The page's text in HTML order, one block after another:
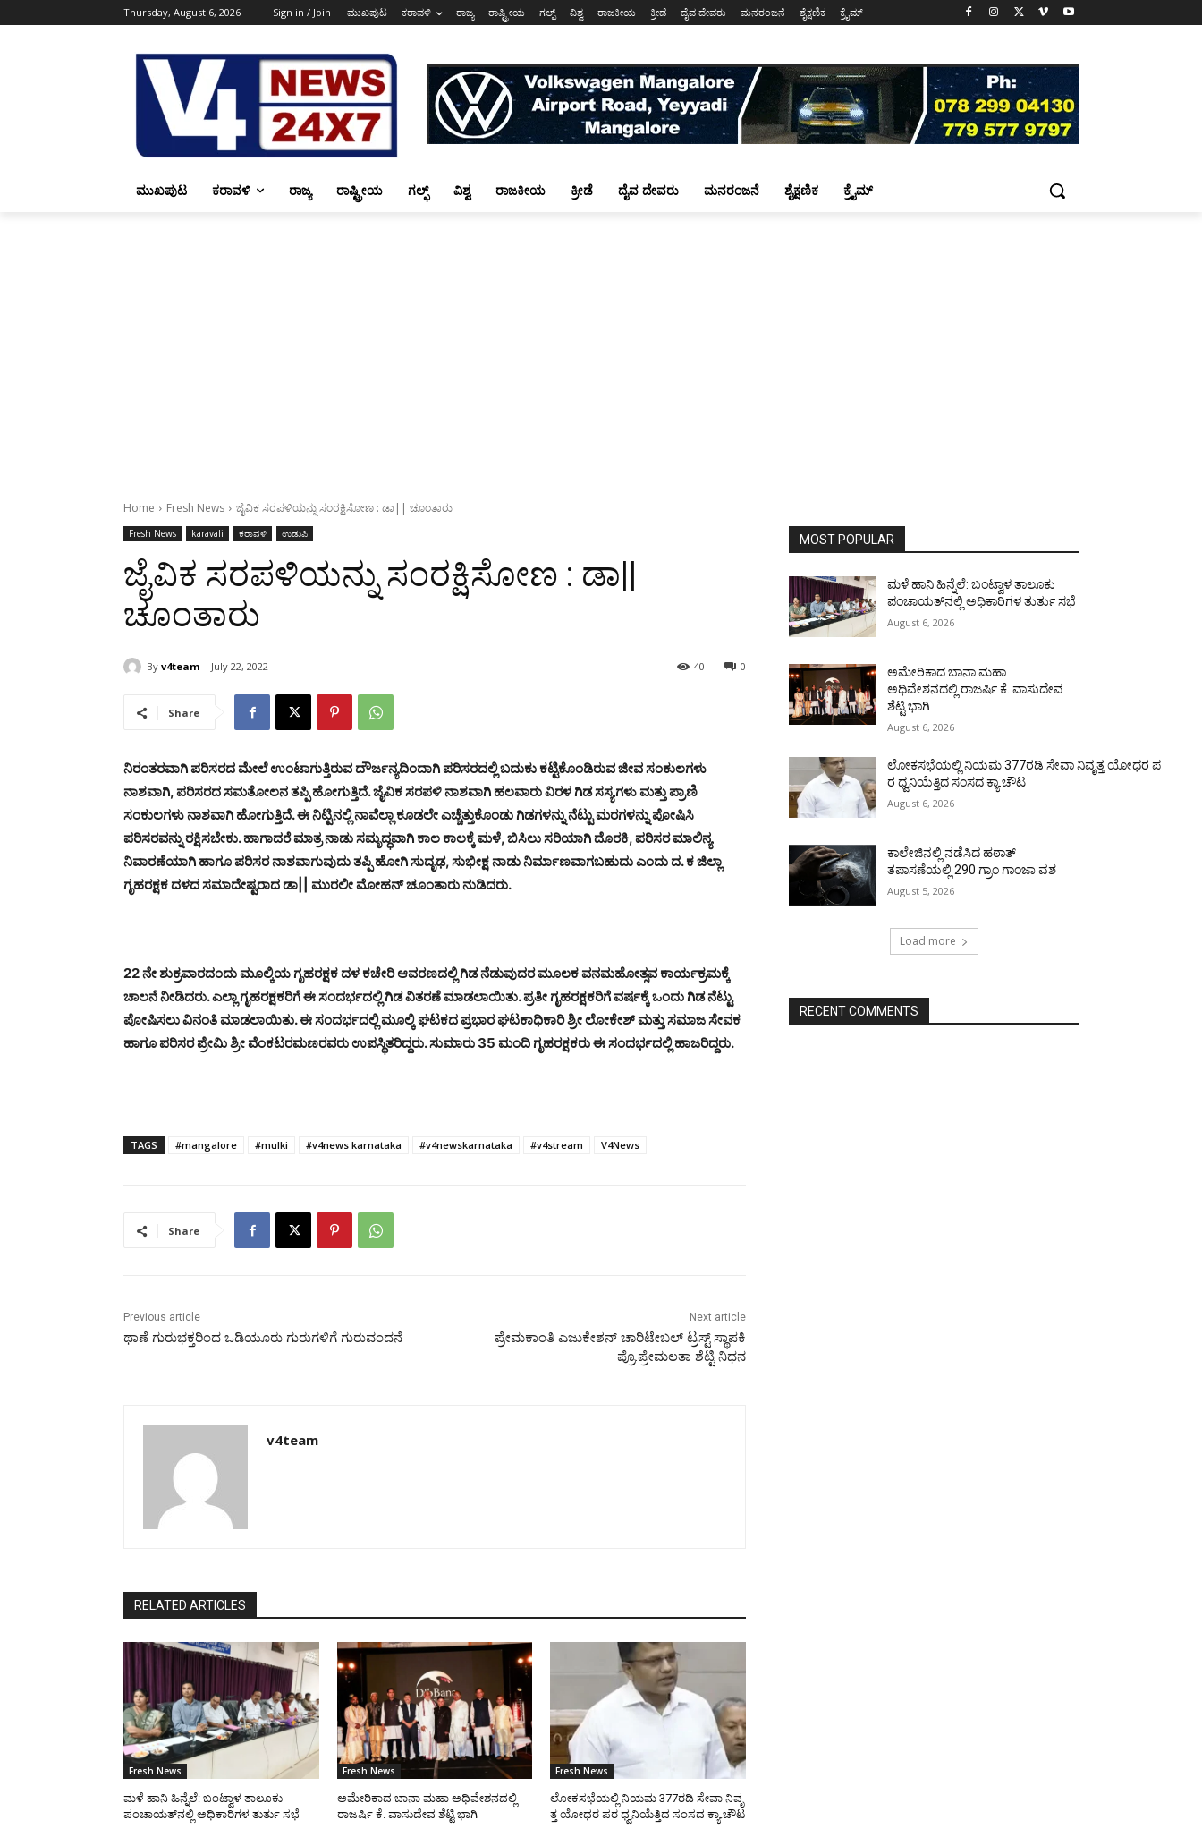
Thursday, August 6, 2026 Sign in / Join ಮುಖಪುಟ ಕರಾವಳಿ ರಾಜ್ಯ ರಾಷ್ಟ್ರೀಯ ಗಲ್ಫ್ ವಿಶ್ವ ರಾಜಕೀಯ ಕ್ರೀಡೆ ದೈವ ದೇವರು ಮನರಂಜನೆ ಶೈಕ್ಷಣಿಕ ಕ್ರೈಮ್
ಮುಖಪುಟ ಕರಾವಳಿ ರಾಜ್ಯ ರಾಷ್ಟ್ರೀಯ ಗಲ್ಫ್ ವಿಶ್ವ ರಾಜಕೀಯ ಕ್ರೀಡೆ ದೈವ ದೇವರು ಮನರಂಜನೆ ಶೈಕ್ಷಣಿಕ ಕ್ರೈಮ್
Home Fresh News ಜೈವಿಕ ಸರಪಳಿಯನ್ನು ಸಂರಕ್ಷಿಸೋಣ : ಡಾ|| ಚೂಂತಾರು
Fresh News karavali ಕರಾವಳಿ ಉಡುಪಿ
ಜೈವಿಕ ಸರಪಳಿಯನ್ನು ಸಂರಕ್ಷಿಸೋಣ : ಡಾ||
ಚೂಂತಾರು
By v4team July 22, 2022 0
40
Share
ನಿರಂತರವಾಗಿ ಪರಿಸರದ ಮೇಲೆ ಉಂಟಾಗುತ್ತಿರುವ ದೌರ್ಜನ್ಯದಿಂದಾಗಿ ಪರಿಸರದಲ್ಲಿ ಬದುಕು ಕಟ್ಟಿಕೊಂಡಿರುವ ಜೀವ ಸಂಕುಲಗಳು
ನಾಶವಾಗಿ, ಪರಿಸರದ ಸಮತೋಲನ ತಪ್ಪಿ ಹೋಗುತ್ತಿದೆ. ಜೈವಿಕ ಸರಪಳಿ ನಾಶವಾಗಿ ಹಲವಾರು ವಿರಳ ಗಿಡ ಸಸ್ಯಗಳು ಮತ್ತು ಪ್ರಾಣಿ
ಸಂಕುಲಗಳು ನಾಶವಾಗಿ ಹೋಗುತ್ತಿದೆ. ಈ ನಿಟ್ಟಿನಲ್ಲಿ ನಾವೆಲ್ಲಾ ಕೂಡಲೇ ಎಚ್ಚೆತ್ತುಕೊಂಡು ಗಿಡಗಳನ್ನು ನೆಟ್ಟು ಮರಗಳನ್ನು ಪೋಷಿಸಿ
ಪರಿಸರವನ್ನು ರಕ್ಷಿಸಬೇಕು. ಹಾಗಾದರೆ ಮಾತ್ರ ನಾಡು ಸಮೃದ್ಧವಾಗಿ ಕಾಲ ಕಾಲಕ್ಕೆ ಮಳೆ, ಬಿಸಿಲು ಸರಿಯಾಗಿ ದೊರಕಿ, ಪರಿಸರ ಮಾಲಿನ್ಯ
ನಿವಾರಣೆಯಾಗಿ ಹಾಗೂ ಪರಿಸರ ನಾಶವಾಗುವುದು ತಪ್ಪಿ ಹೋಗಿ ಸುದೃಢ, ಸುಭೀಕ್ಷ ನಾಡು ನಿರ್ಮಾಣವಾಗಬಹುದು ಎಂದು ದ. ಕ ಜಿಲ್ಲಾ
ಗೃಹರಕ್ಷಕ ದಳದ ಸಮಾದೇಷ್ಟರಾದ ಡಾ|| ಮುರಲೀ ಮೋಹನ್ ಚೂಂತಾರು ನುಡಿದರು.
22 ನೇ ಶುಕ್ರವಾರದಂದು ಮೂಲ್ಕಿಯ ಗೃಹರಕ್ಷಕ ದಳ ಕಚೇರಿ ಆವರಣದಲ್ಲಿ ಗಿಡ ನೆಡುವುದರ ಮೂಲಕ ವನಮಹೋತ್ಸವ ಕಾರ್ಯಕ್ರಮಕ್ಕೆ
ಚಾಲನೆ ನೀಡಿದರು. ಎಲ್ಲಾ ಗೃಹರಕ್ಷಕರಿಗೆ ಈ ಸಂದರ್ಭದಲ್ಲಿ ಗಿಡ ವಿತರಣೆ ಮಾಡಲಾಯಿತು. ಪ್ರತೀ ಗೃಹರಕ್ಷಕರಿಗೆ ವರ್ಷಕ್ಕೆ ಒಂದು ಗಿಡ ನೆಟ್ಟು
ಪೋಷಿಸಲು ವಿನಂತಿ ಮಾಡಲಾಯಿತು. ಈ ಸಂದರ್ಭದಲ್ಲಿ ಮೂಲ್ಕಿ ಘಟಕದ ಪ್ರಭಾರ ಘಟಕಾಧಿಕಾರಿ ಶ್ರೀ ಲೋಕೇಶ್ ಮತ್ತು ಸಮಾಜ ಸೇವಕ
ಹಾಗೂ ಪರಿಸರ ಪ್ರೇಮಿ ಶ್ರೀ ವೆಂಕಟರಮಣರವರು ಉಪಸ್ಥಿತರಿದ್ದರು. ಸುಮಾರು 35 ಮಂದಿ ಗೃಹರಕ್ಷಕರು ಈ ಸಂದರ್ಭದಲ್ಲಿ ಹಾಜರಿದ್ದರು.
TAGS #mangalore #mulki #v4news karnataka #v4newskarnataka #v4stream V4News
Share
Previous article
ಥಾಣೆ ಗುರುಭಕ್ತರಿಂದ ಒಡಿಯೂರು ಗುರುಗಳಿಗೆ ಗುರುವಂದನೆ
Next article
ಪ್ರೇಮಕಾಂತಿ ಎಜುಕೇಶನ್ ಚಾರಿಟೇಬಲ್ ಟ್ರಸ್ಟ್ ಸ್ಥಾಪಕಿ
ಪ್ರೊ.ಪ್ರೇಮಲತಾ ಶೆಟ್ಟಿ ನಿಧನ
v4team
RELATED ARTICLES
Fresh News
ಮಳೆ ಹಾನಿ ಹಿನ್ನೆಲೆ: ಬಂಟ್ವಾಳ ತಾಲೂಕು
ಪಂಚಾಯತ್‌ನಲ್ಲಿ ಅಧಿಕಾರಿಗಳ ತುರ್ತು ಸಭೆ
Fresh News
ಅಮೇರಿಕಾದ ಬಾನಾ ಮಹಾ ಅಧಿವೇಶನದಲ್ಲಿ
ರಾಜರ್ಷಿ ಕೆ. ವಾಸುದೇವ ಶೆಟ್ಟಿ ಭಾಗಿ
Fresh News
ಲೋಕಸಭೆಯಲ್ಲಿ ನಿಯಮ 377ರಡಿ ಸೇವಾ ನಿವೃ
ತ್ತ ಯೋಧರ ಪರ ಧ್ವನಿಯೆತ್ತಿದ ಸಂಸದ ಕ್ಯಾ.ಚೌಟ
MOST POPULAR
ಮಳೆ ಹಾನಿ ಹಿನ್ನೆಲೆ: ಬಂಟ್ವಾಳ ತಾಲೂಕು
ಪಂಚಾಯತ್‌ನಲ್ಲಿ ಅಧಿಕಾರಿಗಳ ತುರ್ತು ಸಭೆ
August 6, 2026
ಅಮೇರಿಕಾದ ಬಾನಾ ಮಹಾ
ಅಧಿವೇಶನದಲ್ಲಿ ರಾಜರ್ಷಿ ಕೆ. ವಾಸುದೇವ
ಶೆಟ್ಟಿ ಭಾಗಿ
August 6, 2026
ಲೋಕಸಭೆಯಲ್ಲಿ ನಿಯಮ 377ರಡಿ ಸೇವಾ ನಿವೃತ್ತ ಯೋಧರ ಪ
ರ ಧ್ವನಿಯೆತ್ತಿದ ಸಂಸದ ಕ್ಯಾ.ಚೌಟ
August 6, 2026
ಕಾಲೇಜಿನಲ್ಲಿ ನಡೆಸಿದ ಹಠಾತ್
ತಪಾಸಣೆಯಲ್ಲಿ 290 ಗ್ರಾಂ ಗಾಂಜಾ ವಶ
August 5, 2026
Load more
RECENT COMMENTS